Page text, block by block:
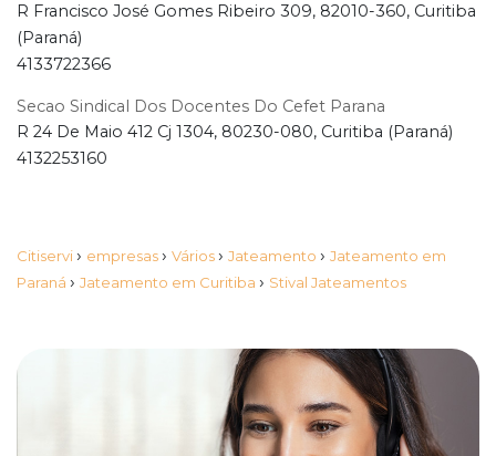
R Francisco José Gomes Ribeiro 309, 82010-360, Curitiba
(Paraná)
4133722366
Secao Sindical Dos Docentes Do Cefet Parana
R 24 De Maio 412 Cj 1304, 80230-080, Curitiba (Paraná)
4132253160
Citiservi › empresas › Vários › Jateamento › Jateamento em
Paraná › Jateamento em Curitiba › Stival Jateamentos